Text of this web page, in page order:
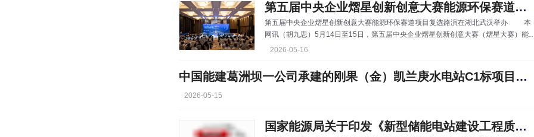
第五届中央企业熠星创新创意大赛能源环保赛道项目复选路演在湖...
第五届中央企业熠星创新创意大赛能源环保赛道项目复选路演在湖北武汉举办 本
网讯（胡九思）5月14日至15日，第五届中央企业熠星创新创意大赛（熠星大赛）能
环保赛道项目复选路演在湖北武汉举办。来自全国各地的100个创新项目团队齐聚武
路径。 ▲ 第五届中央企业熠星创新创意大赛能源环保赛道项目武汉站复选路演启
动仪式现场 熠
2026-05-16
中国能建葛洲坝一公司承建的刚果（金）凯兰庚水电站C1标项目开工
2026-05-15
国家能源局关于印发《新型储能电站建设工程质量监督大纲》的通知